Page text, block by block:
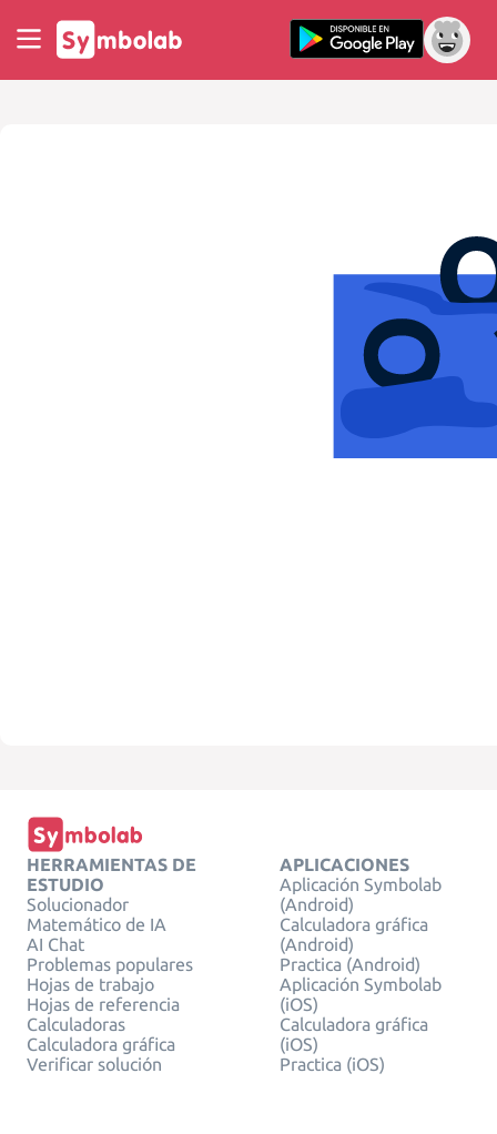
HERRAMIENTAS DE
ESTUDIO
Solucionador
Matemático de IA
AI Chat
Problemas populares
Hojas de trabajo
Hojas de referencia
Calculadoras
Calculadora gráfica
Verificar solución
APLICACIONES
Aplicación Symbolab
(Android)
Calculadora gráfica
(Android)
Practica (Android)
Aplicación Symbolab
(iOS)
Calculadora gráfica
(iOS)
Practica (iOS)